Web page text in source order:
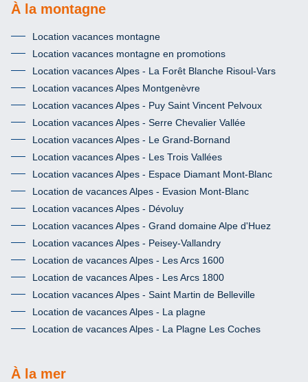
À la montagne
Location vacances montagne
Location vacances montagne en promotions
Location vacances Alpes - La Forêt Blanche Risoul-Vars
Location vacances Alpes Montgenèvre
Location vacances Alpes - Puy Saint Vincent Pelvoux
Location vacances Alpes - Serre Chevalier Vallée
Location vacances Alpes - Le Grand-Bornand
Location vacances Alpes - Les Trois Vallées
Location vacances Alpes - Espace Diamant Mont-Blanc
Location de vacances Alpes - Evasion Mont-Blanc
Location vacances Alpes - Dévoluy
Location vacances Alpes - Grand domaine Alpe d'Huez
Location vacances Alpes - Peisey-Vallandry
Location de vacances Alpes - Les Arcs 1600
Location de vacances Alpes - Les Arcs 1800
Location vacances Alpes - Saint Martin de Belleville
Location de vacances Alpes - La plagne
Location de vacances Alpes - La Plagne Les Coches
À la mer